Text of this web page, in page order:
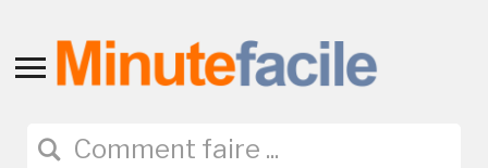
Toggle
navigation